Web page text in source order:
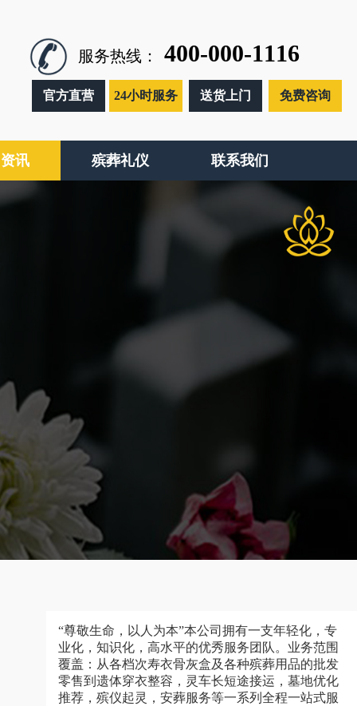
服务热线： 400-000-1116
官方直营 24小时服务 送货上门 免费咨询
讯 殡葬礼仪 联系我们
“尊敬生命，以人为本”本公司拥有一支年轻化，专
业化，知识化，高水平的优秀服务团队。业务范围
覆盖：从各档次寿衣骨灰盒及各种殡葬用品的批发
零售到遗体穿衣整容，灵车长短途接运，墓地优化
推荐，殡仪起灵，安葬服务等一系列全程一站式服